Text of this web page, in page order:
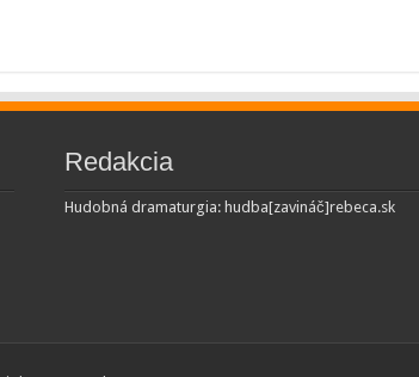
Redakcia
Hudobná dramaturgia: hudba[zavináč]rebeca.sk